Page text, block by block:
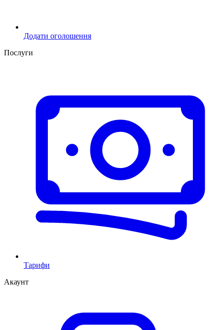
Додати оголошення
Послуги
Тарифи
Акаунт